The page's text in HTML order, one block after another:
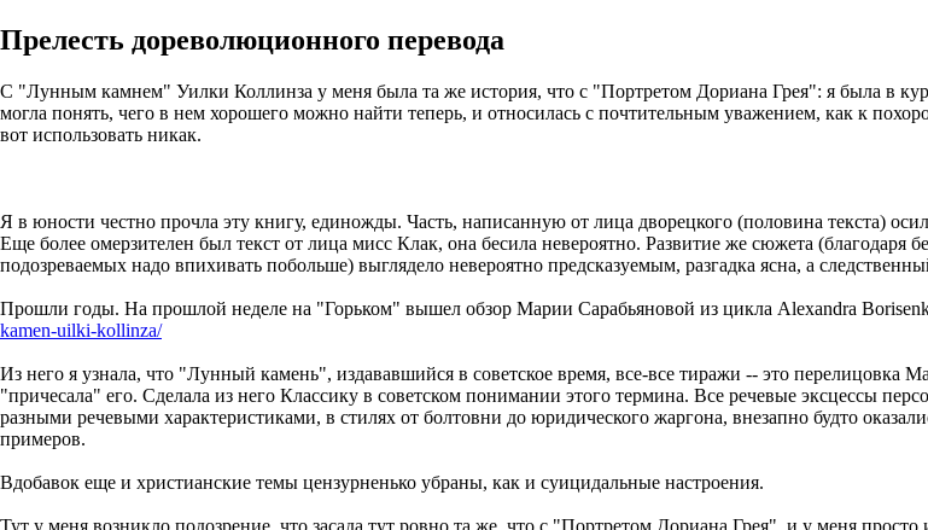
Прелесть дореволюционного перевода
С "Лунным камнем" Уилки Коллинза у меня была та же история, что с "Портретом Дориана Грея": я была в
могла понять, чего в нем хорошего можно найти теперь, и относилась с почтительным уважением, как к
вот использовать никак.
Я в юности честно прочла эту книгу, единожды. Часть, написанную от лица дворецкого (половина текста)
Еще более омерзителен был текст от лица мисс Клак, она бесила невероятно. Развитие же сюжета
подозреваемых надо впихивать побольше) выглядело невероятно предсказуемым, разгадка ясна, а
Прошли годы. На прошлой неделе на "Горьком" вышел обзор Марии Сарабьяновой из цикла Alexandra
kamen-uilki-kollinza/
Из него я узнала, что "Лунный камень", издававшийся в советское время, все-все тиражи -- это
"причесала" его. Сделала из него Классику в советском понимании этого термина. Все речевые эксцессы
разными речевыми характеристиками, в стилях от болтовни до юридического жаргона, внезапно будто
примеров.
Вдобавок еще и христианские темы цензурненько убраны, как и суицидальные настроения.
Тут у меня возникло подозрение, что засада тут ровно та же, что с "Портретом Дориана Грея", и у меня